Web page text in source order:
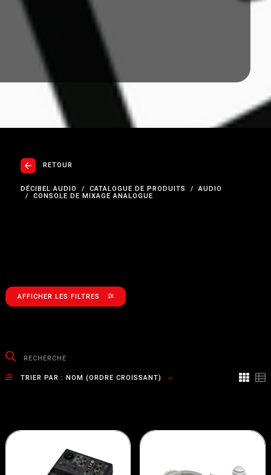
RETOUR
DÉCIBEL AUDIO CATALOGUE DE PRODUITS
AUDIO
CONSOLE DE MIXAGE ANALOGUE
AFFICHER LES FILTRES
TRIER PAR : NOM (ORDRE CROISSANT)